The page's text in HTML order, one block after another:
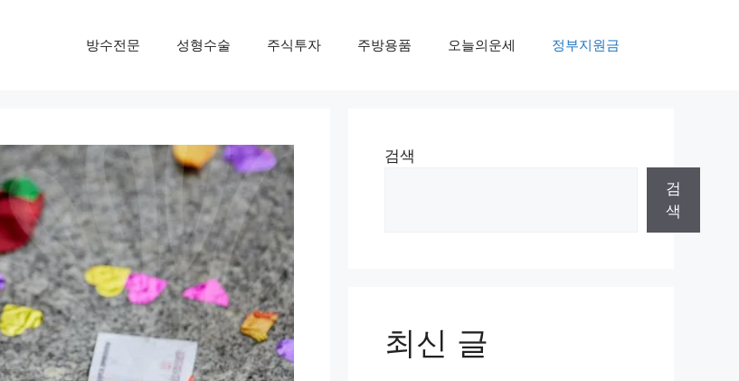
방수전문 성형수술 주식투자 주방용품 오늘의운세 정부지원금
검색
검
색
최신 글